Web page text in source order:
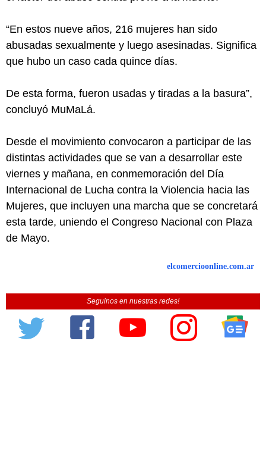
“En estos nueve años, 216 mujeres han sido
abusadas sexualmente y luego asesinadas. Significa
que hubo un caso cada quince días.
De esta forma, fueron usadas y tiradas a la basura”,
concluyó MuMaLá.
Desde el movimiento convocaron a participar de las
distintas actividades que se van a desarrollar este
viernes y mañana, en conmemoración del Día
Internacional de Lucha contra la Violencia hacia las
Mujeres, que incluyen una marcha que se concretará
esta tarde, uniendo el Congreso Nacional con Plaza
de Mayo.
elcomercioonline.com.ar
Seguinos en nuestras redes!